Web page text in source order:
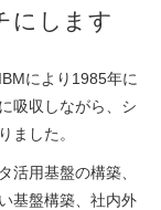
にします
により1985年に
吸収しながら、シ
ました。
活用基盤の構築、
基盤構築、社内外